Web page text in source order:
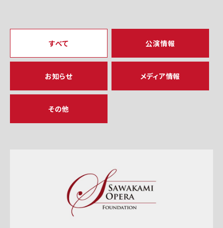
すべて 公演情報
お知らせ メディア情報
その他